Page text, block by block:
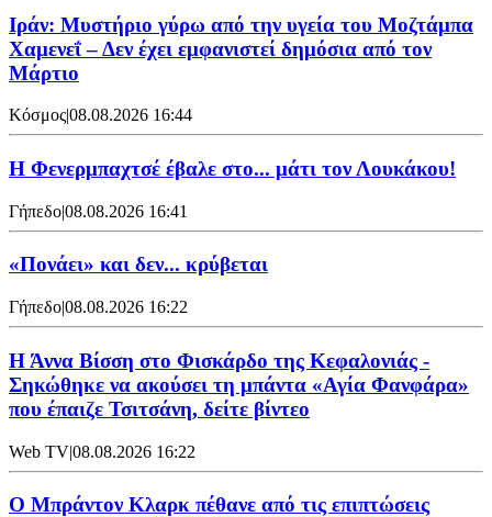
Ιράν: Μυστήριο γύρω από την υγεία του Μοζτάμπα
Χαμενεΐ – Δεν έχει εμφανιστεί δημόσια από τον
Μάρτιο
Κόσμος|08.08.2026 16:44
Η Φενερμπαχτσέ έβαλε στο... μάτι τον Λουκάκου!
Γήπεδο|08.08.2026 16:41
«Πονάει» και δεν... κρύβεται
Γήπεδο|08.08.2026 16:22
Η Άννα Βίσση στο Φισκάρδο της Κεφαλονιάς -
Σηκώθηκε να ακούσει τη μπάντα «Αγία Φανφάρα»
που έπαιζε Τσιτσάνη, δείτε βίντεο
Web TV|08.08.2026 16:22
Ο Μπράντον Κλαρκ πέθανε από τις επιπτώσεις